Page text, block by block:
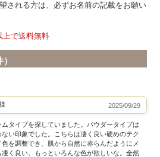
される方は、必ずお名前の記載をお願い
上で送料無料
2025/09/29
タイプを探していました。パウダータイプは
い印象でした。こちらは凄く良い硬めのテク
を調整でき、肌から自然に赤らんだようにメ
く良い。もっといろんな色が欲しいな。全然